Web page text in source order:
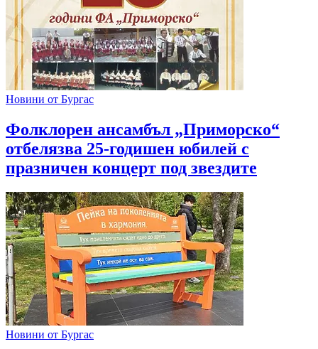
Новини от Бургас
Фолклорен ансамбъл „Приморско“
отбелязва 25-годишен юбилей с
празничен концерт под звездите
Новини от Бургас